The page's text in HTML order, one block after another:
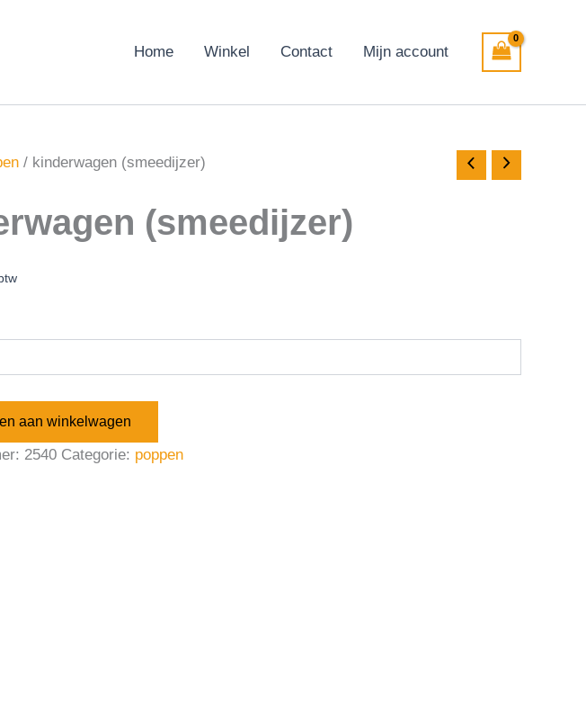
Home Winkel Contact Mijn account
/ kinderwagen (smeedijzer)
(smeedijzer)
aan winkelwagen
2540 Categorie: poppen